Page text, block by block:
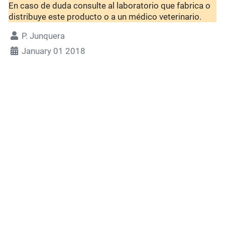
En caso de duda consulte al laboratorio que fabrica o
distribuye este producto o a un médico veterinario.
P. Junquera
January 01 2018